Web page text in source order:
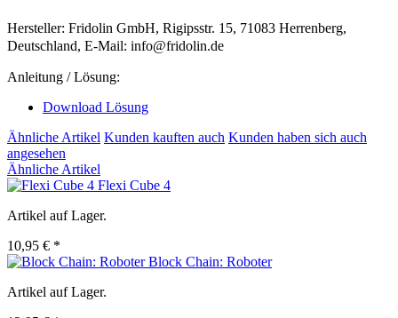
Hersteller: Fridolin GmbH, Rigipsstr. 15, 71083 Herrenberg,
Deutschland, E-Mail: info@fridolin.de
Anleitung / Lösung:
Download Lösung
Ähnliche Artikel Kunden kauften auch Kunden haben sich auch
angesehen
Ähnliche Artikel
Flexi Cube 4
Artikel auf Lager.
10,95 € *
Block Chain: Roboter
Artikel auf Lager.